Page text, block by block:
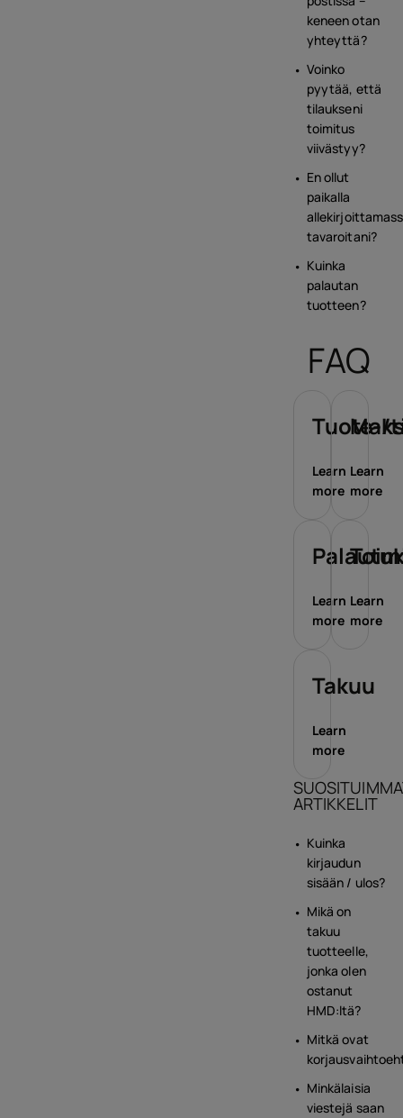
keneen otan
yhteyttä?
Voinko
pyytää, että
tilaukseni
toimitus
viivästyy?
En ollut
paikalla
tavaroitani?
Kuinka
palautan
tuotteen?
FAQ
Tuote-/
Learn
more
Learn
more
Learn
more
Learn
more
Takuu
Learn
more
ARTIKKELIT
Kuinka
kirjaudun
sisään / ulos?
Mikä on
takuu
tuotteelle,
jonka olen
ostanut
HMD:ltä?
Mitkä ovat
Minkälaisia
viestejä saan